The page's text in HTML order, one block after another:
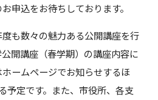
申込をお待ちしております。
数々の魅力ある公開講座を行
開講座（春学期）の講座内容に
ームページでお知らせするほ
予定です。また、市役所、各支